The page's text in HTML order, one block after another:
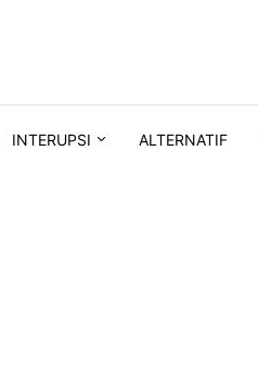
INTERUPSI ALTERNATIF